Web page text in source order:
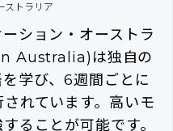
ストラリア
ション・オーストラ
Australia)は独自の
学び、6週間ごとに
れています。高いモ
ることが可能です。